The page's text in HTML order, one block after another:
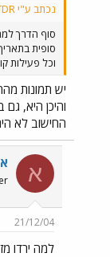
נכתב ע"י TDR:
סוף הדרך
וכל פעילות
יש תמונות
החישוב לא
א
21/12/04
למה ירדו